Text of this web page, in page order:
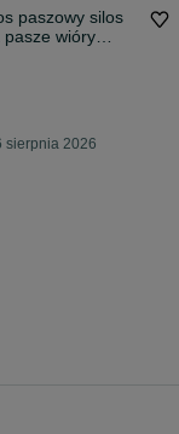
paszowy silos
pasze wióry
sierpnia 2026